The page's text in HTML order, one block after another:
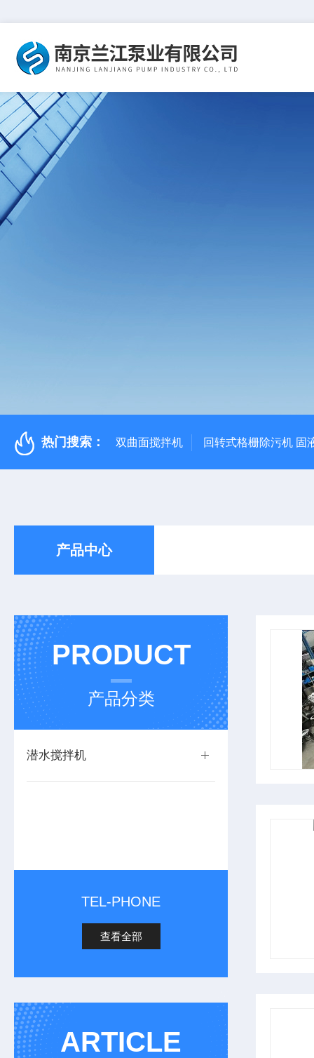
热门搜索： 双曲面搅拌机 回转式格栅除污机 固
产品中心
PRODUCT
产品分类
潜水搅拌机
TEL-PHONE
查看全部
ARTICLE